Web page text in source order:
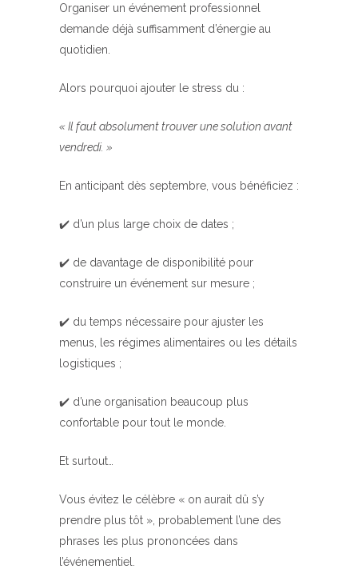
Organiser un événement professionnel
demande déjà suffisamment d’énergie au
quotidien.
Alors pourquoi ajouter le stress du :
« Il faut absolument trouver une solution avant
vendredi. »
En anticipant dès septembre, vous bénéficiez :
✔️ d’un plus large choix de dates ;
✔️ de davantage de disponibilité pour
construire un événement sur mesure ;
✔️ du temps nécessaire pour ajuster les
menus, les régimes alimentaires ou les détails
logistiques ;
✔️ d’une organisation beaucoup plus
confortable pour tout le monde.
Et surtout…
Vous évitez le célèbre « on aurait dû s’y
prendre plus tôt », probablement l’une des
phrases les plus prononcées dans
l’événementiel.